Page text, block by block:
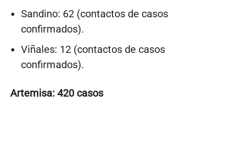
Sandino: 62 (contactos de casos
confirmados).
Viñales: 12 (contactos de casos
confirmados).
Artemisa: 420 casos